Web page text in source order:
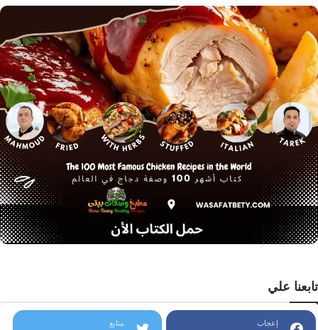
تابعنا علي
إعجاب متابع